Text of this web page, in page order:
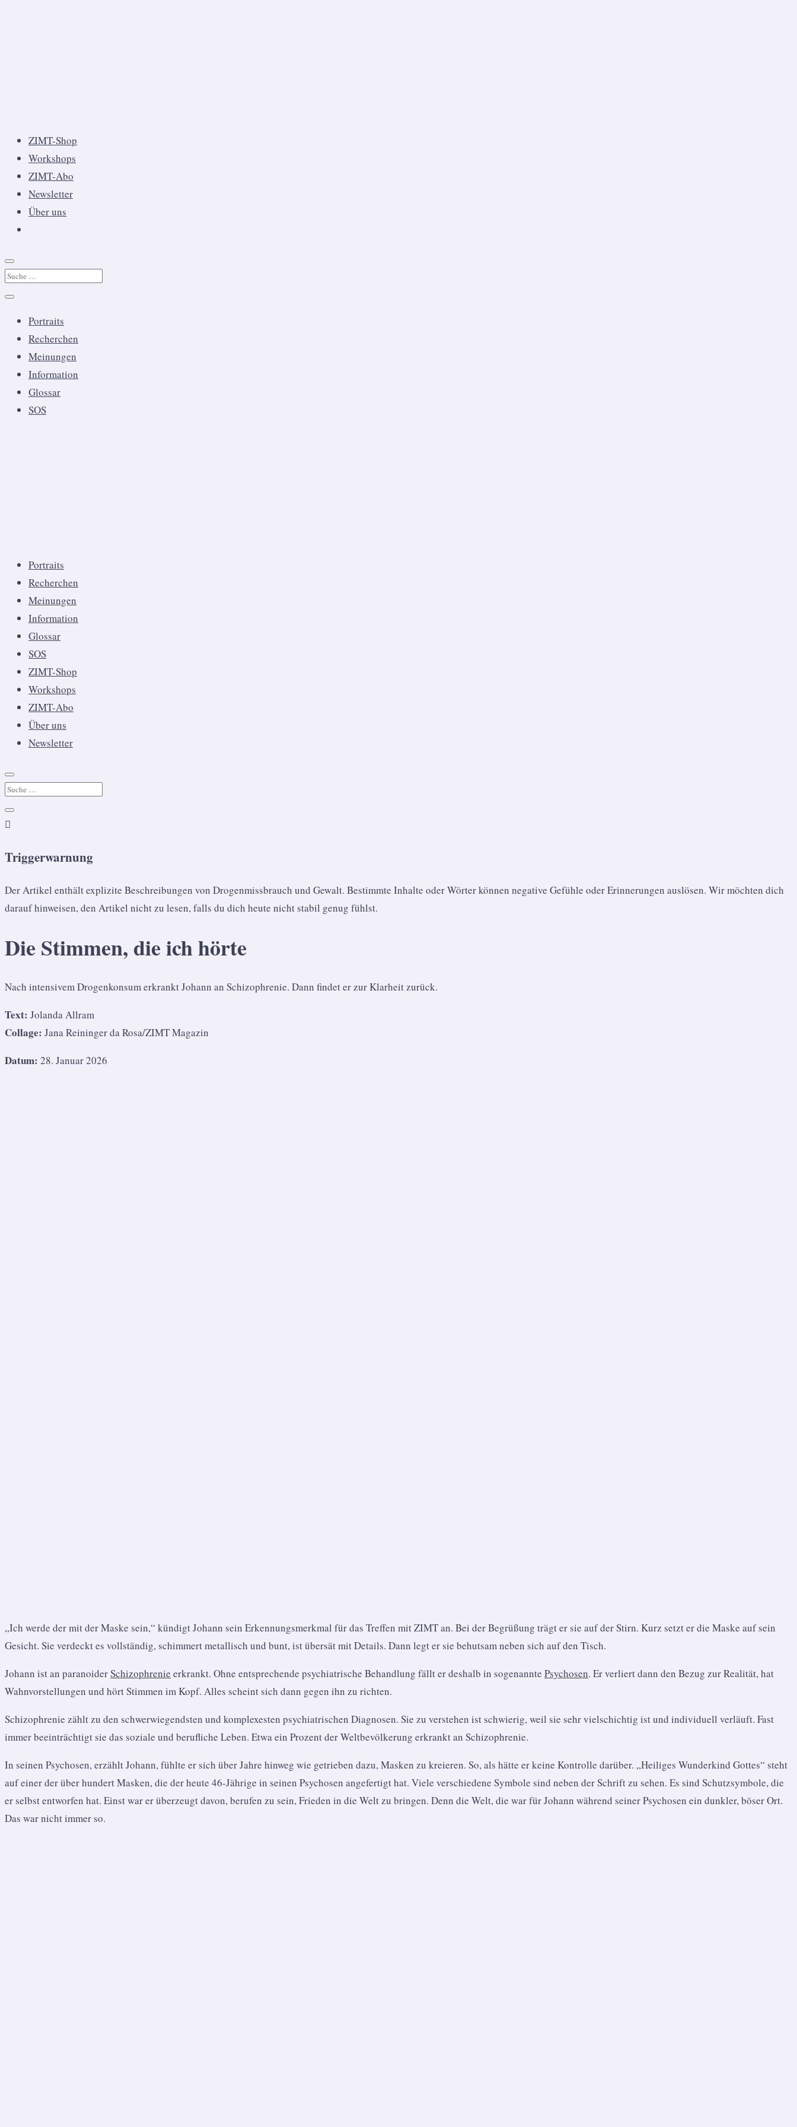
ZIMT-Shop
Workshops
ZIMT-Abo
Newsletter
Über uns
Portraits
Recherchen
Meinungen
Information
Glossar
SOS
Portraits
Recherchen
Meinungen
Information
Glossar
SOS
ZIMT-Shop
Workshops
ZIMT-Abo
Über uns
Newsletter

Triggerwarnung
Der Artikel enthält explizite Beschreibungen von Drogenmissbrauch und Gewalt. Bestimmte Inhalte oder Wörter können negative Gefühle oder Erinnerungen auslösen. Wir möchten dich
darauf hinweisen, den Artikel nicht zu lesen, falls du dich heute nicht stabil genug fühlst.
Die Stimmen, die ich hörte
Nach intensivem Drogenkonsum erkrankt Johann an Schizophrenie. Dann findet er zur Klarheit zurück.
Text: Jolanda Allram
Collage: Jana Reininger da Rosa/ZIMT Magazin
Datum: 28. Januar 2026
„Ich werde der mit der Maske sein,“ kündigt Johann sein Erkennungsmerkmal für das Treffen mit ZIMT an. Bei der Begrüßung trägt er sie auf der Stirn. Kurz setzt er die Maske auf sein
Gesicht. Sie verdeckt es vollständig, schimmert metallisch und bunt, ist übersät mit Details. Dann legt er sie behutsam neben sich auf den Tisch.
Johann ist an paranoiderSchizophrenie erkrankt. Ohne entsprechende psychiatrische Behandlung fällt er deshalb in sogenannte Psychosen. Er verliert dann den Bezug zur Realität, hat
Wahnvorstellungen und hört Stimmen im Kopf. Alles scheint sich dann gegen ihn zu richten.
Schizophrenie zählt zu den schwerwiegendsten und komplexesten psychiatrischen Diagnosen. Sie zu verstehen ist schwierig, weil sie sehr vielschichtig ist und individuell verläuft. Fast
immer beeinträchtigt sie das soziale und berufliche Leben. Etwa ein Prozent der Weltbevölkerung erkrankt an Schizophrenie.
In seinen Psychosen, erzählt Johann, fühlte er sich über Jahre hinweg wie getrieben dazu, Masken zu kreieren. So, als hätte er keine Kontrolle darüber. „Heiliges Wunderkind Gottes“ steht
auf einer der über hundert Masken, die der heute 46-Jährige in seinen Psychosen angefertigt hat. Viele verschiedene Symbole sind neben der Schrift zu sehen. Es sind Schutzsymbole, die
er selbst entworfen hat. Einst war er überzeugt davon, berufen zu sein, Frieden in die Welt zu bringen. Denn die Welt, die war für Johann während seiner Psychosen ein dunkler, böser Ort.
Das war nicht immer so.